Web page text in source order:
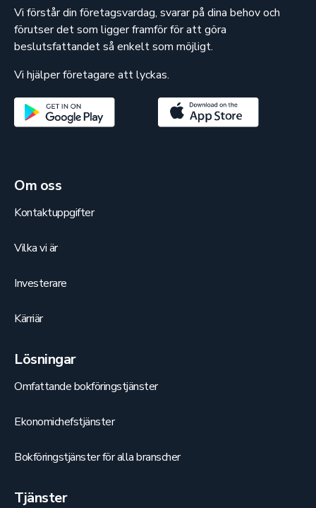
Vi förstår din företagsvardag, svarar på dina behov och
förutser det som ligger framför för att göra
beslutsfattandet så enkelt som möjligt.
Vi hjälper företagare att lyckas.
Om oss
Kontaktuppgifter
Vilka vi är
Investerare
Kärriär
Lösningar
Omfattande bokföringstjänster
Ekonomichefstjänster
Bokföringstjänster för alla branscher
Tjänster